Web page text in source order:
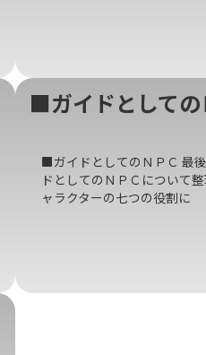
■ガイドとしての
■ガイドとしてのＮＰＣ 最
ドとしてのＮＰＣについて
ャラクターの七つの役割に